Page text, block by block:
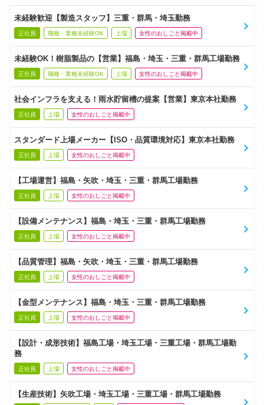
未経験歓迎【製造スタッフ】三重・群馬・埼玉勤務
正社員 職種・業種未経験OK 上場 女性のおしごと掲載中
未経験OK！樹脂製品の【営業】福島・埼玉・三重・群馬工場勤務
正社員 職種・業種未経験OK 上場 女性のおしごと掲載中
社会インフラを支える！雨水貯留槽の提案【営業】東京本社勤務
正社員 上場 女性のおしごと掲載中
スタンダード上場メーカー【ISO・品質環境対応】東京本社勤務
正社員 上場 女性のおしごと掲載中
【工場運営】福島・矢吹・埼玉・三重・群馬工場勤務
正社員 上場 女性のおしごと掲載中
【設備メンテナンス】福島・埼玉・三重・群馬工場勤務
正社員 上場 女性のおしごと掲載中
【品質管理】福島・矢吹・埼玉・三重・群馬工場勤務
正社員 上場 女性のおしごと掲載中
【金型メンテナンス】福島・埼玉・三重・群馬工場勤務
正社員 上場 女性のおしごと掲載中
【設計・成形技術】福島工場・埼玉工場・三重工場・群馬工場勤
務
正社員 上場 女性のおしごと掲載中
【生産技術】矢吹工場・埼玉工場・三重工場・群馬工場勤務